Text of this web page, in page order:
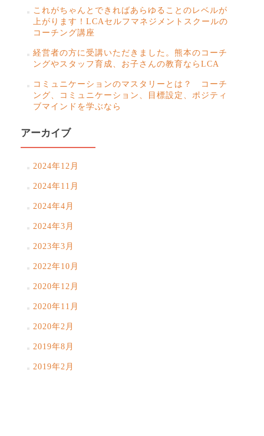
シ
ョ
ン
これがちゃんとできればあらゆることのレベルが
上がります！LCAセルフマネジメントスクールの
コーチング講座
経営者の方に受講いただきました。熊本のコーチ
ングやスタッフ育成、お子さんの教育ならLCA
コミュニケーションのマスタリーとは？ コーチ
ング、コミュニケーション、目標設定、ポジティ
ブマインドを学ぶなら
アーカイブ
2024年12月
2024年11月
2024年4月
2024年3月
2023年3月
2022年10月
2020年12月
2020年11月
2020年2月
2019年8月
2019年2月